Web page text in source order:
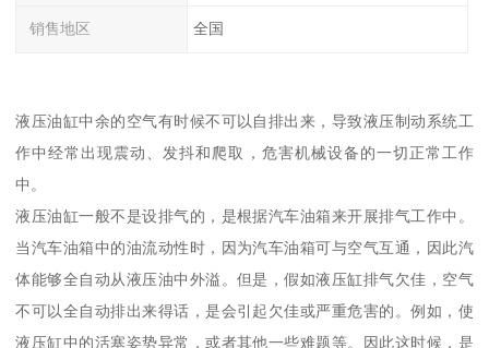
销售地区 全国
液压油缸中余的空气有时候不可以自排出来，导致液压制动系统工
作中经常出现震动、发抖和爬取，危害机械设备的一切正常工作
中。
液压油缸一般不是设排气的，是根据汽车油箱来开展排气工作中。
当汽车油箱中的油流动性时，因为汽车油箱可与空气互通，因此汽
体能够全自动从液压油中外溢。但是，假如液压缸排气欠佳，空气
不可以全自动排出来得话，是会引起欠佳或严重危害的。例如，使
液压缸中的活塞姿势异常，或者其他一些难题等。因此这时候，是